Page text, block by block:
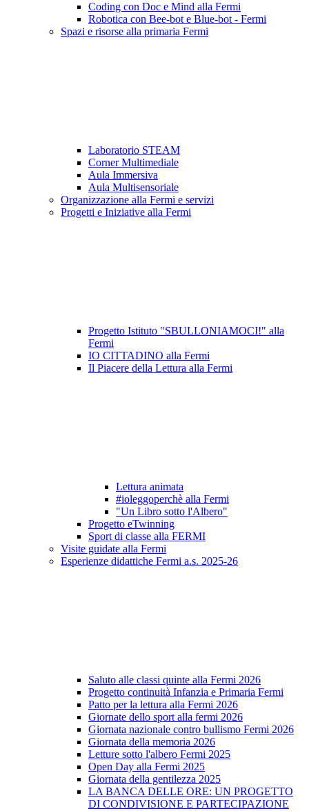
Coding con Doc e Mind alla Fermi
Robotica con Bee-bot e Blue-bot - Fermi
Spazi e risorse alla primaria Fermi
Laboratorio STEAM
Corner Multimediale
Aula Immersiva
Aula Multisensoriale
Organizzazione alla Fermi e servizi
Progetti e Iniziative alla Fermi
Progetto Istituto "SBULLONIAMOCI!" alla
Fermi
IO CITTADINO alla Fermi
Il Piacere della Lettura alla Fermi
Lettura animata
#ioleggoperchè alla Fermi
"Un Libro sotto l'Albero"
Progetto eTwinning
Sport di classe alla FERMI
Visite guidate alla Fermi
Esperienze didattiche Fermi a.s. 2025-26
Saluto alle classi quinte alla Fermi 2026
Progetto continuità Infanzia e Primaria Fermi
Patto per la lettura alla Fermi 2026
Giornate dello sport alla fermi 2026
Giornata nazionale contro bullismo Fermi 2026
Giornata della memoria 2026
Letture sotto l'albero Fermi 2025
Open Day alla Fermi 2025
Giornata della gentilezza 2025
LA BANCA DELLE ORE: UN PROGETTO
DI CONDIVISIONE E PARTECIPAZIONE